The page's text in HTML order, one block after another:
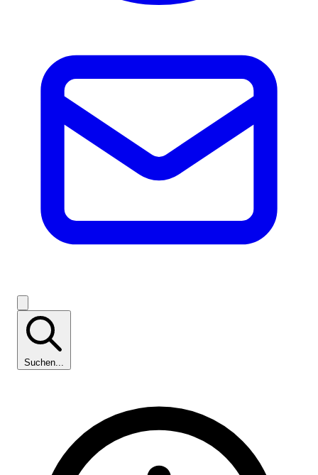
Suchen...